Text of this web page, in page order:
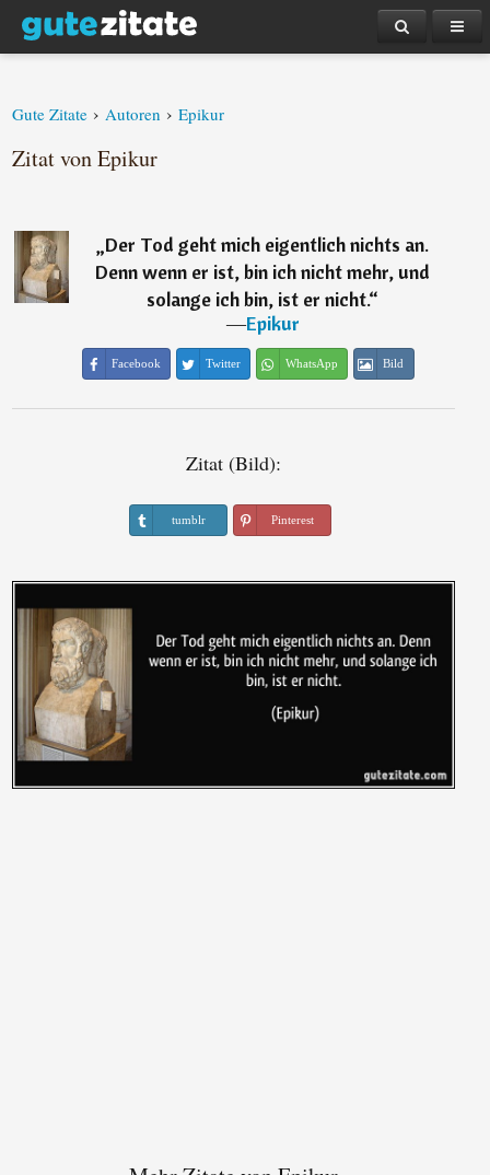
Gute Zitate › Autoren › Epikur
Zitat von Epikur
„Der Tod geht mich eigentlich nichts an.
Denn wenn er ist, bin ich nicht mehr, und
solange ich bin, ist er nicht.“
―Epikur
Facebook Twitter WhatsApp Bild
Zitat (Bild):
tumblr Pinterest